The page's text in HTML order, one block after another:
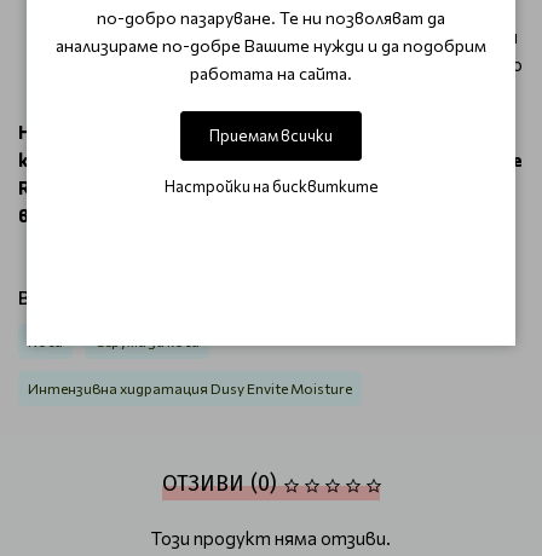
причинявани от сешоари и преси за коса.
Серумът може да се използва както на суха, така и
на влажна коса. Просто нанесете няколко капки и го
Не се колебайте - направете живота на вашата
коса по-добър днес! Вземете Dusy Professional EnVite
Repair Gloss и се насладете на красива и здрава коса
всеки ден !
Виж продукти от категория:
Интензивна хидратация Dusy Envite Moisture
ОТЗИВИ (0)
Този продукт няма отзиви.
по-добро пазаруване. Те ни позволяват да
анализираме по-добре Вашите нужди и да подобрим
работата на сайта.
Приемам всички
Настройки на бисквитките